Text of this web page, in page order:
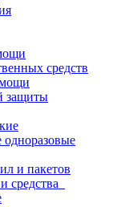
средств
защиты
и пакетов
средства